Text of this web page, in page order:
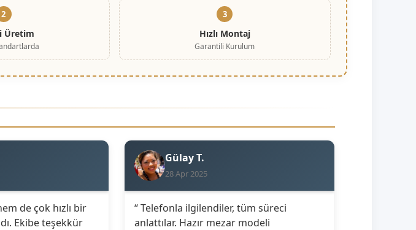
2
Üretim
3
Hızlı Montaj
Garantili Kurulum
de çok hızlı bir
Ekibe teşekkür
Gülay T.
28 Apr 2025
“ Telefonla ilgilendiler, tüm süreci
anlattılar. Hazır mezar modeli